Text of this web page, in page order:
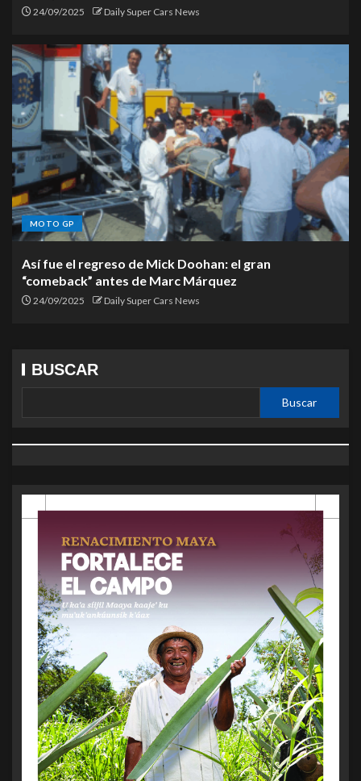
24/09/2025 Daily Super Cars News
MOTO GP
Así fue el regreso de Mick Doohan: el gran
“comeback” antes de Marc Márquez
24/09/2025 Daily Super Cars News
BUSCAR
Buscar